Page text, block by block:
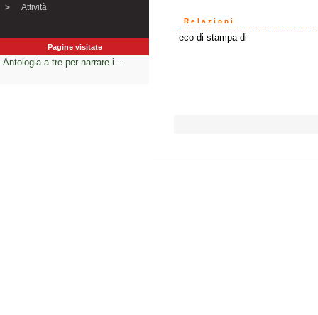
Attività
Pagine visitate
Antologia a tre per narrare i...
Relazioni
eco di stampa di